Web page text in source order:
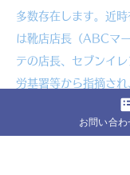
多数存在します。近
は靴店店長（ABCマ
テの店長、セブンイ
労基署等から指摘さ
当事務所の取扱事例
お問い合